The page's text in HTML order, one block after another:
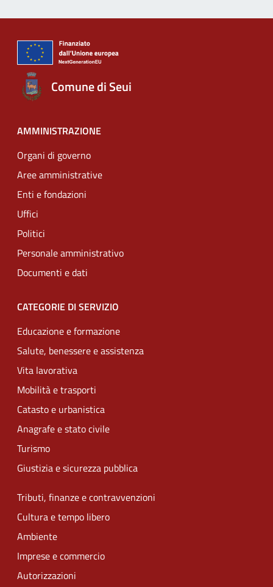
Comune di Seui
AMMINISTRAZIONE
Organi di governo
Aree amministrative
Enti e fondazioni
Uffici
Politici
Personale amministrativo
Documenti e dati
CATEGORIE DI SERVIZIO
Educazione e formazione
Salute, benessere e assistenza
Vita lavorativa
Mobilità e trasporti
Catasto e urbanistica
Anagrafe e stato civile
Turismo
Giustizia e sicurezza pubblica
Tributi, finanze e contravvenzioni
Cultura e tempo libero
Ambiente
Imprese e commercio
Autorizzazioni